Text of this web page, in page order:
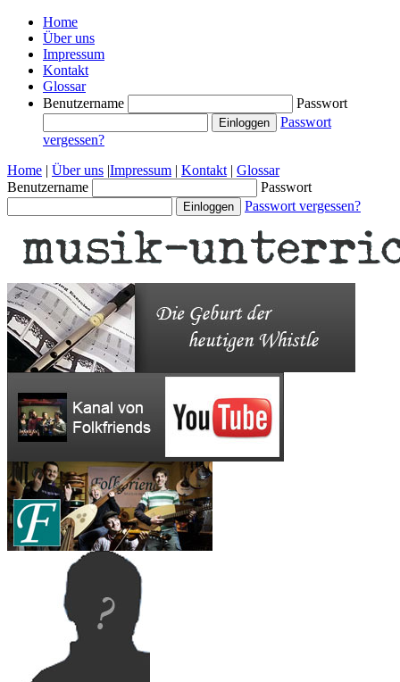
Home
Über uns
Impressum
Kontakt
Glossar
Benutzername
Passwort
Passwort
vergessen?
Home | Über uns |Impressum | Kontakt | Glossar
Benutzername
Passwort
Passwort vergessen?